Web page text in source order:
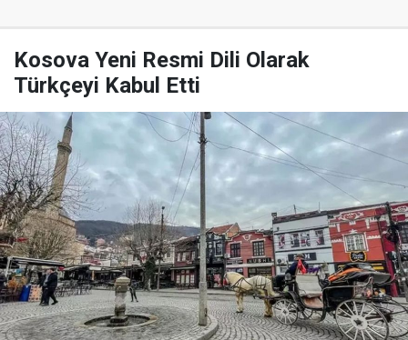
Kosova Yeni Resmi Dili Olarak
Türkçeyi Kabul Etti